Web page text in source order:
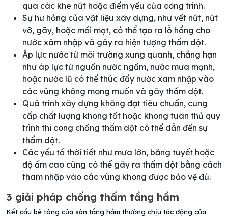
qua các khe nứt hoặc điểm yếu của công trình.
Sự hư hỏng của vật liệu xây dựng, như vết nứt, nứt
vỡ, gãy, hoặc mối mọt, có thể tạo ra lỗ hổng cho
nước xâm nhập và gây ra hiện tượng thấm dột.
Áp lực nước từ môi trường xung quanh, chẳng hạn
như áp lực từ nguồn nước ngầm, nước mưa mạnh,
hoặc nước lũ có thể thúc đẩy nước xâm nhập vào
các vùng không mong muốn và gây thấm dột.
Quá trình xây dựng không đạt tiêu chuẩn, cung
cấp chất lượng không tốt hoặc không tuân thủ quy
trình thi công chống thấm dột có thể dẫn đến sự
thấm dột.
Các yếu tố thời tiết như mưa lớn, băng tuyết hoặc
độ ẩm cao cũng có thể gây ra thấm dột bằng cách
thâm nhập vào các vùng không được bảo vệ đủ.
3 giải pháp chống thấm tầng hầm
Kết cấu bê tông của sàn tầng hầm thường chịu tác động của